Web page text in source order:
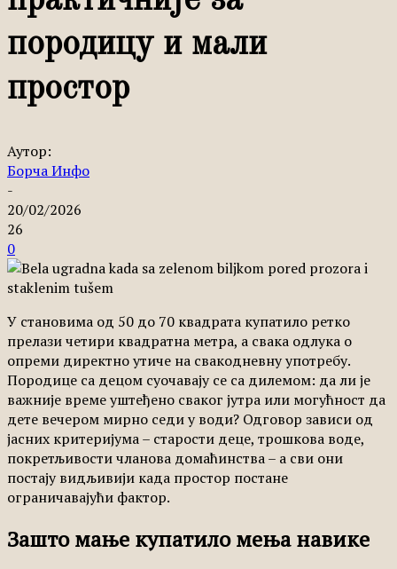
породицу и мали
простор
Аутор:
Борча Инфо
-
20/02/2026
26
0
У становима од 50 до 70 квадрата купатило ретко
прелази четири квадратна метра, а свака одлука о
опреми директно утиче на свакодневну употребу.
Породице са децом суочавају се са дилемом: да ли је
важније време уштеђено сваког јутра или могућност да
дете вечером мирно седи у води? Одговор зависи од
јасних критеријума – старости деце, трошкова воде,
покретљивости чланова домаћинства – а сви они
постају видљивији када простор постане
ограничавајући фактор.
Зашто мање купатило мења навике